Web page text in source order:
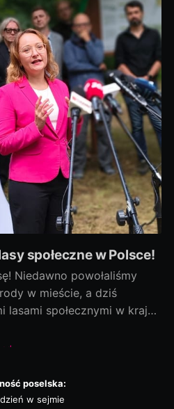
społeczne w Polsce!
Niedawno powołaliśmy
w mieście, a dziś
lasami społecznymi w kraju!
ostatni, a efekty
— a to wszystko dla
poselska:
w sejmie